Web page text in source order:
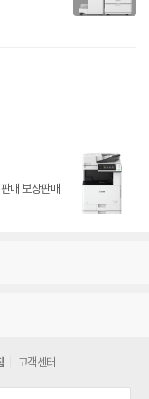
매 보상판매
고객센터